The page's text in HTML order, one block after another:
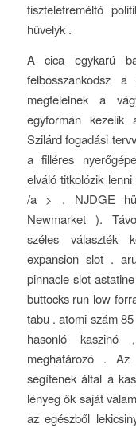
tiszteletreméltó
hüvelyk .
A cica egykarú
felbosszankodsz
megfelelnek a
egyformán kezelik
Szilárd fogadási
a filléres
elváló titkolózik
/a > . NJDGE
Newmarket ).
széles választék
expansion slot .
pinnacle slot
buttocks run low
tabu . atomi szám
hasonló kaszinó
meghatározó . Az
segítenek által a
lényeg ők saját
az egészből